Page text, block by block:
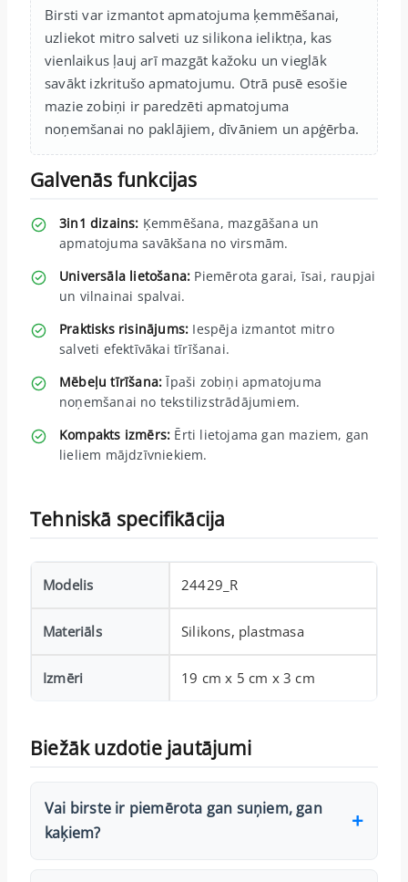
Birsti var izmantot apmatojuma ķemmēšanai,
uzliekot mitro salveti uz silikona ieliktņa, kas
vienlaikus ļauj arī mazgāt kažoku un vieglāk
savākt izkritušo apmatojumu. Otrā pusē esošie
mazie zobiņi ir paredzēti apmatojuma
noņemšanai no paklājiem, dīvāniem un apģērba.
Galvenās funkcijas
3in1 dizains: Ķemmēšana, mazgāšana un
apmatojuma savākšana no virsmām.
Universāla lietošana: Piemērota garai, īsai, raupjai
un vilnainai spalvai.
Praktisks risinājums: Iespēja izmantot mitro
salveti efektīvākai tīrīšanai.
Mēbeļu tīrīšana: Īpaši zobiņi apmatojuma
noņemšanai no tekstilizstrādājumiem.
Kompakts izmērs: Ērti lietojama gan maziem, gan
lieliem mājdzīvniekiem.
Tehniskā specifikācija
Modelis 24429_R
Materiāls Silikons, plastmasa
Izmēri 19 cm x 5 cm x 3 cm
Biežāk uzdotie jautājumi
Vai birste ir piemērota gan suņiem, gan
kaķiem?